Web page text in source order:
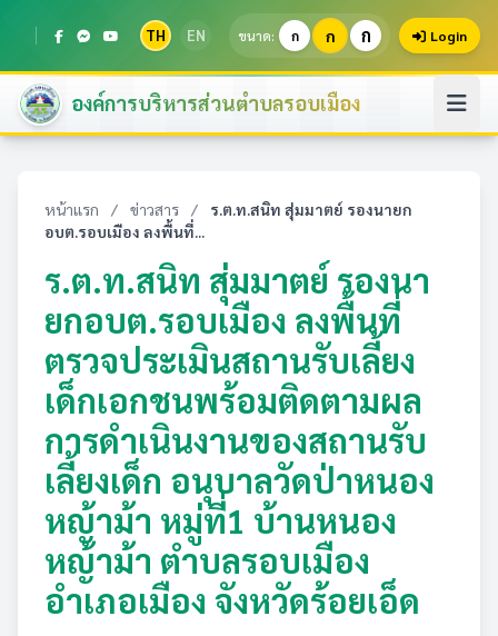
TH EN ขนาด: ก ก ก Login
องค์การบริหารส่วนตำบลรอบเมือง
หน้าแรก / ข่าวสาร /
ร.ต.ท.สนิท สุ่มมาตย์ รองนายก
อบต.รอบเมือง ลงพื้นที่...
ร.ต.ท.สนิท สุ่มมาตย์ รองนา
ยกอบต.รอบเมือง ลงพื้นที่
ตรวจประเมินสถานรับเลี้ยง
เด็กเอกชนพร้อมติดตามผล
การดำเนินงานของสถานรับ
เลี้ยงเด็ก อนุบาลวัดป่าหนอง
หญ้าม้า หมู่ที่1 บ้านหนอง
หญ้าม้า ตำบลรอบเมือง
อำเภอเมือง จังหวัดร้อยเอ็ด